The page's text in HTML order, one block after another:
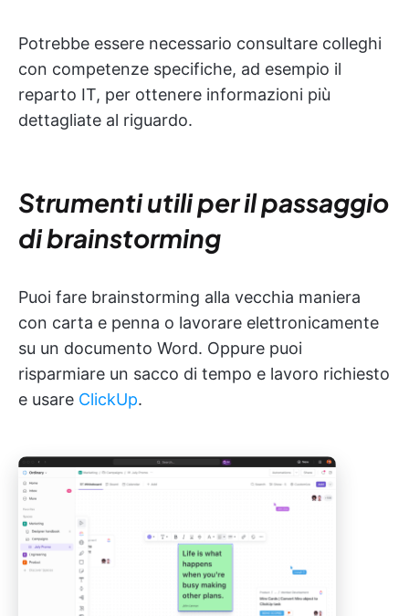
Potrebbe essere necessario consultare colleghi
con competenze specifiche, ad esempio il
reparto IT, per ottenere informazioni più
dettagliate al riguardo.
Strumenti utili per il passaggio
di brainstorming
Puoi fare brainstorming alla vecchia maniera
con carta e penna o lavorare elettronicamente
su un documento Word. Oppure puoi
risparmiare un sacco di tempo e lavoro richiesto
e usare ClickUp.